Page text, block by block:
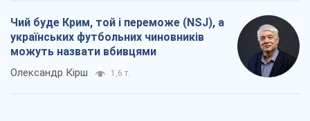
Чий буде Крим, той і переможе (NSJ), а
українських футбольних чиновників
можуть назвати вбивцями
Олександр Кірш 1,6 т.